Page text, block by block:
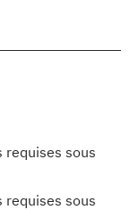
sous
sous